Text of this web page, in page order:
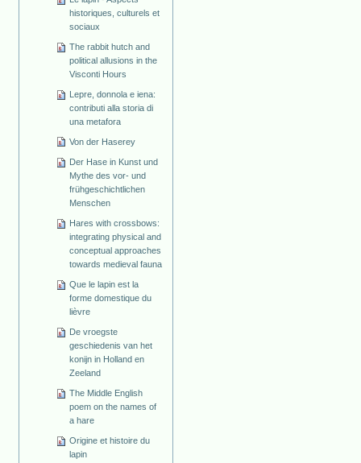
historiques, culturels et
sociaux
The rabbit hutch and
political allusions in the
Visconti Hours
Lepre, donnola e iena:
contributi alla storia di
una metafora
Von der Haserey
Der Hase in Kunst und
Mythe des vor- und
frühgeschichtlichen
Menschen
Hares with crossbows:
integrating physical and
conceptual approaches
towards medieval fauna
Que le lapin est la
forme domestique du
lièvre
De vroegste
geschiedenis van het
konijn in Holland en
Zeeland
The Middle English
poem on the names of
a hare
Origine et histoire du
lapin